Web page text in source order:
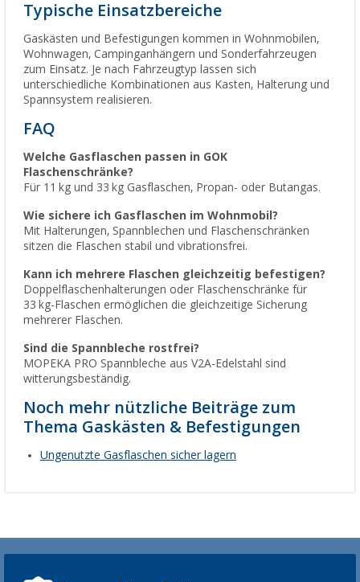
Typische Einsatzbereiche
Gaskästen und Befestigungen kommen in Wohnmobilen,
Wohnwagen, Campinganhängern und Sonderfahrzeugen
zum Einsatz. Je nach Fahrzeugtyp lassen sich
unterschiedliche Kombinationen aus Kasten, Halterung und
Spannsystem realisieren.
FAQ
Welche Gasflaschen passen in GOK
Flaschenschränke?
Für 11 kg und 33 kg Gasflaschen, Propan- oder Butangas.
Wie sichere ich Gasflaschen im Wohnmobil?
Mit Halterungen, Spannblechen und Flaschenschränken
sitzen die Flaschen stabil und vibrationsfrei.
Kann ich mehrere Flaschen gleichzeitig befestigen?
Doppelflaschenhalterungen oder Flaschenschränke für
33 kg-Flaschen ermöglichen die gleichzeitige Sicherung
mehrerer Flaschen.
Sind die Spannbleche rostfrei?
MOPEKA PRO Spannbleche aus V2A-Edelstahl sind
witterungsbeständig.
Noch mehr nützliche Beiträge zum
Thema Gaskästen & Befestigungen
Ungenutzte Gasflaschen sicher lagern